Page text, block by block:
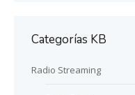
Categorías KB
Radio Streaming